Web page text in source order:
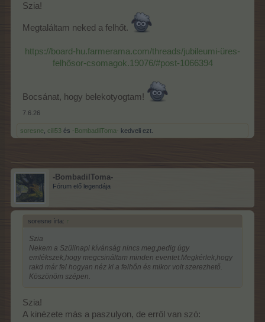
Szia!
Megtaláltam neked a felhőt.
https://board-hu.farmerama.com/threads/jubileumi-üres-
felhősor-csomagok.19076/#post-1066394
Bocsánat, hogy belekotyogtam!
7.6.26
soresne cili53 és -BombadilToma- kedveli ezt.
-BombadilToma-
Fórum elő legendája
soresne írta: ↑
Szia
Nekem a Szülinapi kívánság nincs meg,pedig úgy
emlékszek,hogy megcsináltam minden eventet.Megkérlek,hogy
rakd már fel hogyan néz ki a felhőn és mikor volt szerezhető.
Köszönöm szépen.
Szia!
A kinézete más a paszulyon, de erről van szó: